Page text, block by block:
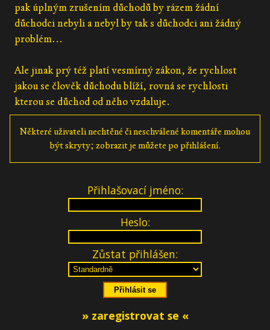
pak úplným zrušením důchodů by rázem žádní
důchodci nebyli a nebyl by tak s důchodci ani žádný
problém...
Ale jinak prý též platí vesmírný zákon, že rychlost
jakou se člověk důchodu blíží, rovná se rychlosti
kterou se důchod od něho vzdaluje.
Některé uživateli nechtěné či neschválené komentáře mohou
být skryty; zobrazit je můžete po přihlášení.
Přihlašovací jméno:
Heslo:
Zůstat přihlášen:
» zaregistrovat se «